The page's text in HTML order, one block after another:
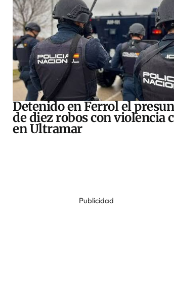
Detenido en Ferrol el
de diez robos con violencia
en Ultramar
Publicidad